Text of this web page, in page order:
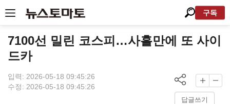
구독
7100선 밀린 코스피…사흘만에 또 사이
드카
입력: 2026-05-18 09:45:26
수정: 2026-05-18 09:45:26
답글쓰기